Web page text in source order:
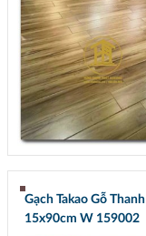
Gạch Takao Gỗ Thanh
15x90cm W 159002